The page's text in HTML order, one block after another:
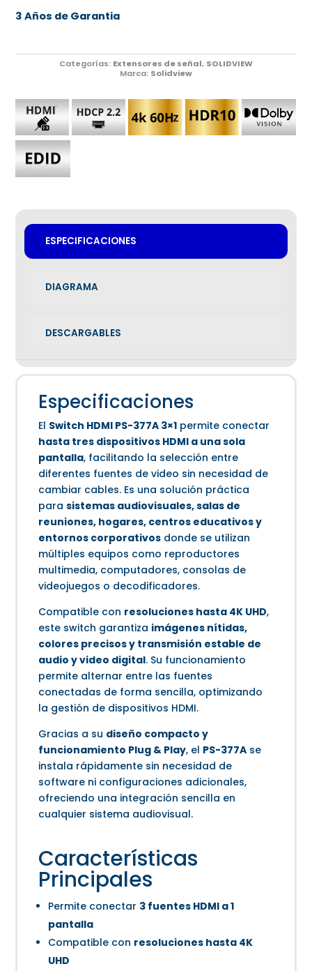
3 Años de Garantia
Categorías: Extensores de señal, SOLIDVIEW
Marca: Solidview
ESPECIFICACIONES
DIAGRAMA
DESCARGABLES
Especificaciones
El Switch HDMI PS-377A 3×1 permite conectar
hasta tres dispositivos HDMI a una sola
pantalla, facilitando la selección entre
diferentes fuentes de video sin necesidad de
cambiar cables. Es una solución práctica
parasistemas audiovisuales, salas de
reuniones, hogares, centros educativos y
entornos corporativos donde se utilizan
múltiples equipos como reproductores
multimedia, computadores, consolas de
videojuegos o decodificadores.
Compatible con resoluciones hasta 4K UHD,
este switch garantiza imágenes nítidas,
colores precisos y transmisión estable de
audio y video digital. Su funcionamiento
permite alternar entre las fuentes
conectadas de forma sencilla, optimizando
la gestión de dispositivos HDMI.
Gracias a su diseño compacto y
funcionamiento Plug & Play, el PS-377A se
instala rápidamente sin necesidad de
software ni configuraciones adicionales,
ofreciendo una integración sencilla en
cualquier sistema audiovisual.
Características
Principales
Permite conectar 3 fuentes HDMI a 1
pantalla
Compatible con resoluciones hasta 4K
UHD